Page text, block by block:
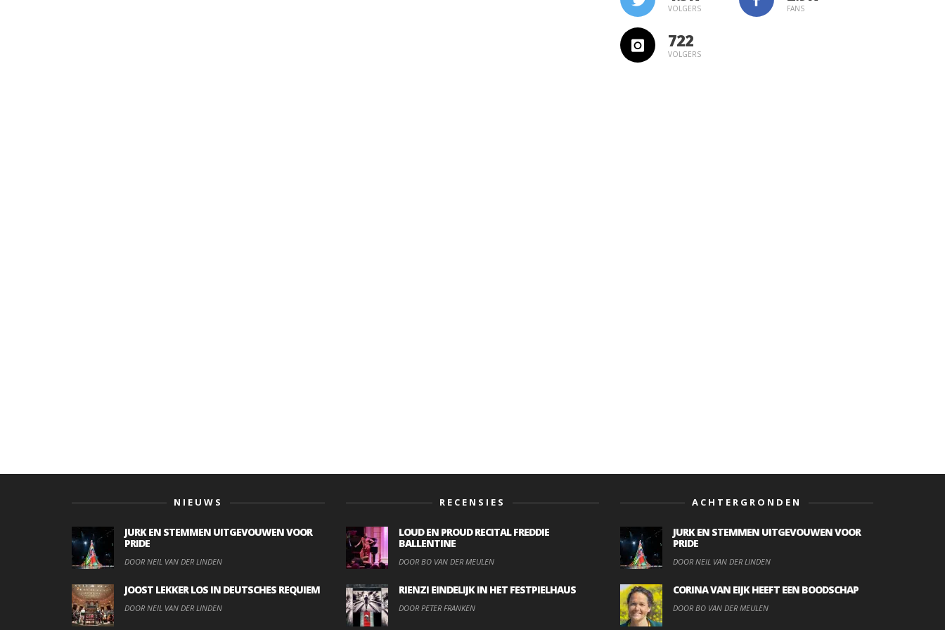
VOLGERS FANS
722
VOLGERS
NIEUWS
JURK EN STEMMEN UITGEVOUWEN VOOR
PRIDE
DOOR NEIL VAN DER LINDEN
JOOST LEKKER LOS IN DEUTSCHES REQUIEM
DOOR NEIL VAN DER LINDEN
RECENSIES
LOUD EN PROUD RECITAL FREDDIE
BALLENTINE
DOOR BO VAN DER MEULEN
RIENZI EINDELIJK IN HET FESTPIELHAUS
DOOR PETER FRANKEN
ACHTERGRONDEN
JURK EN STEMMEN UITGEVOUWEN VOOR
PRIDE
DOOR NEIL VAN DER LINDEN
CORINA VAN EIJK HEEFT EEN BOODSCHAP
DOOR BO VAN DER MEULEN